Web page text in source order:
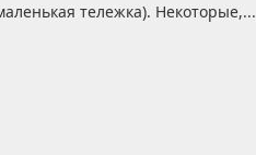
тележка). Некоторые,...